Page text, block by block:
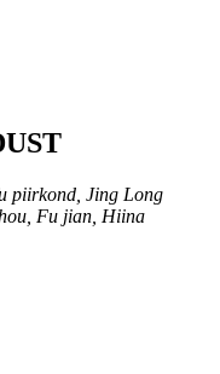
piirkond, Jing Long
Fu jian, Hiina